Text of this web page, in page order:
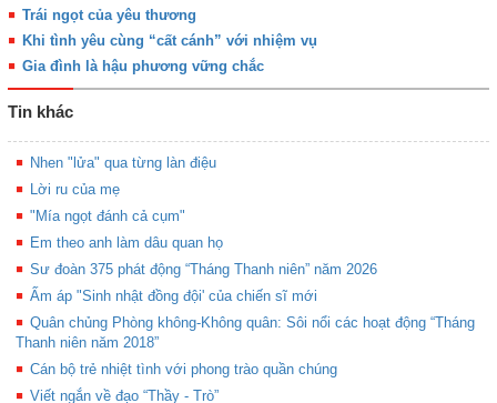
Trái ngọt của yêu thương
Khi tình yêu cùng “cất cánh” với nhiệm vụ
Gia đình là hậu phương vững chắc
Tin khác
Nhen "lửa" qua từng làn điệu
Lời ru của mẹ
"Mía ngọt đánh cả cụm"
Em theo anh làm dâu quan họ
Sư đoàn 375 phát động “Tháng Thanh niên” năm 2026
Ấm áp "Sinh nhật đồng đội' của chiến sĩ mới
Quân chủng Phòng không-Không quân: Sôi nổi các hoạt động “Tháng
Thanh niên năm 2018”
Cán bộ trẻ nhiệt tình với phong trào quần chúng
Viết ngắn về đạo “Thầy - Trò”